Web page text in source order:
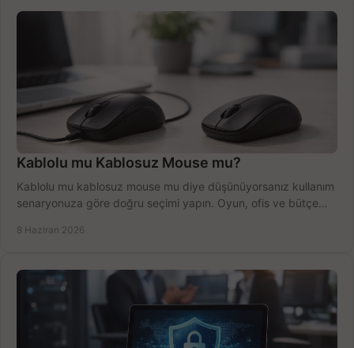
Kablolu mu Kablosuz Mouse mu?
Kablolu mu kablosuz mouse mu diye düşünüyorsanız kullanım
senaryonuza göre doğru seçimi yapın. Oyun, ofis ve bütçe
8 Haziran 2026